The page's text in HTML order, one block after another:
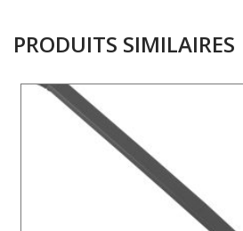
PRODUITS SIMILAIRES